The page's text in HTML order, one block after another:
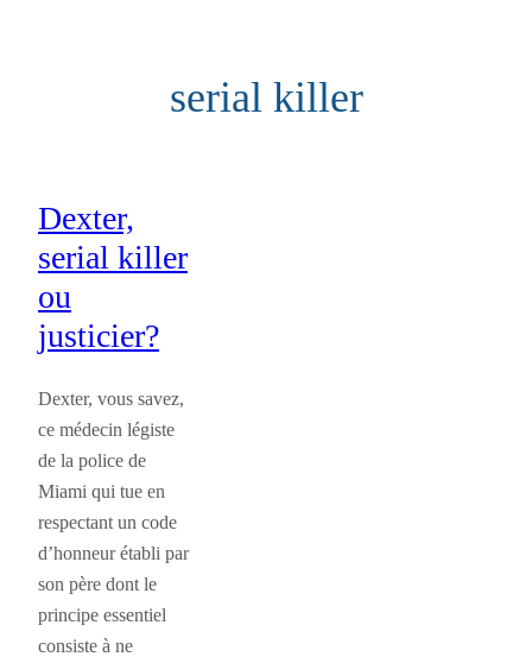
serial killer
Dexter,
serial killer
ou
justicier?
Dexter, vous savez,
ce médecin légiste
de la police de
Miami qui tue en
respectant un code
d’honneur établi par
son père dont le
principe essentiel
consiste à ne